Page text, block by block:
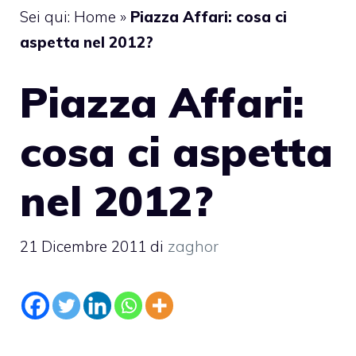
Sei qui: Home » Piazza Affari: cosa ci
aspetta nel 2012?
Piazza Affari:
cosa ci aspetta
nel 2012?
21 Dicembre 2011 di zaghor